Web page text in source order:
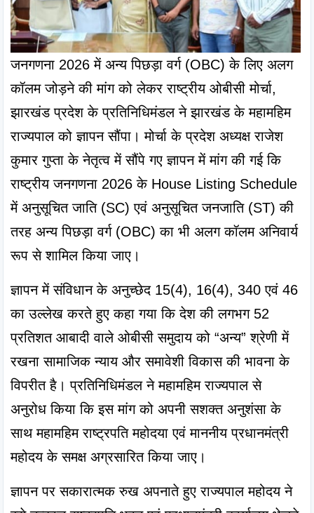
जनगणना 2026 में अन्य पिछड़ा वर्ग (OBC) के लिए अलग
कॉलम जोड़ने की मांग को लेकर राष्ट्रीय ओबीसी मोर्चा,
झारखंड प्रदेश के प्रतिनिधिमंडल ने झारखंड के महामहिम
राज्यपाल को ज्ञापन सौंपा। मोर्चा के प्रदेश अध्यक्ष राजेश
कुमार गुप्ता के नेतृत्व में सौंपे गए ज्ञापन में मांग की गई कि
राष्ट्रीय जनगणना 2026 के House Listing Schedule
में अनुसूचित जाति (SC) एवं अनुसूचित जनजाति (ST) की
तरह अन्य पिछड़ा वर्ग (OBC) का भी अलग कॉलम अनिवार्य
रूप से शामिल किया जाए।
ज्ञापन में संविधान के अनुच्छेद 15(4), 16(4), 340 एवं 46
का उल्लेख करते हुए कहा गया कि देश की लगभग 52
प्रतिशत आबादी वाले ओबीसी समुदाय को “अन्य” श्रेणी में
रखना सामाजिक न्याय और समावेशी विकास की भावना के
विपरीत है। प्रतिनिधिमंडल ने महामहिम राज्यपाल से
अनुरोध किया कि इस मांग को अपनी सशक्त अनुशंसा के
साथ महामहिम राष्ट्रपति महोदया एवं माननीय प्रधानमंत्री
महोदय के समक्ष अग्रसारित किया जाए।
ज्ञापन पर सकारात्मक रुख अपनाते हुए राज्यपाल महोदय ने